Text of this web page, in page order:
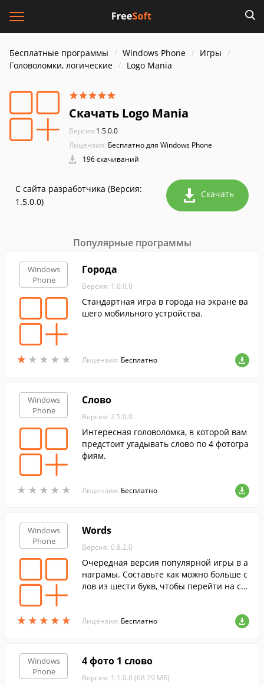
Бесплатные программы Windows Phone
Игры
Головоломки, логические
Logo Mania
Скачать Logo Mania
Версия:1.5.0.0
Лицензия: Бесплатно для Windows Phone
196 скачиваний
С сайта разработчика (Версия:
1.5.0.0)
Скачать
Популярные программы
Windows
Phone
★ ★ ★ ★ ★
★ ★ ★ ★ ★
Города
Версия: 1.0.0.0
Стандартная игра в города на экране ва
шего мобильного устройства.
Лицензия: Бесплатно
Windows
Phone
★ ★ ★ ★ ★
★ ★ ★ ★ ★
Слово
Версия: 2.5.0.0
Интересная головоломка, в которой вам
предстоит угадывать слово по 4 фотогра
фиям.
Лицензия: Бесплатно
Windows
Phone
★ ★ ★ ★ ★
★ ★ ★ ★ ★
Words
Версия: 0.8.2.0
Очередная версия популярной игры в а
награмы. Составьте как можно больше с
лов из шести букв, чтобы перейти на сл
Лицензия: Бесплатно
Windows
Phone
4 фото 1 слово
Версия: 1.1.0.0 (68.79 МБ)